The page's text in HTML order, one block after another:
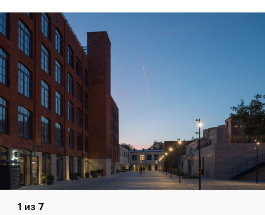
1 из 7